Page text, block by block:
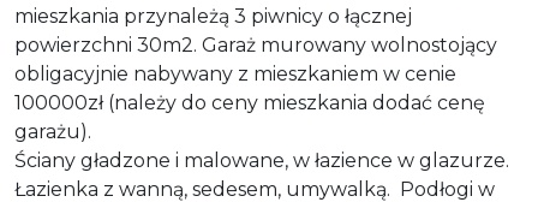
mieszkania przynależą 3 piwnicy o łącznej
powierzchni 30m2. Garaż murowany wolnostojący
obligacyjnie nabywany z mieszkaniem w cenie
100000zł (należy do ceny mieszkania dodać cenę
garażu).
Ściany gładzone i malowane, w łazience w glazurze.
Łazienka z wanną, sedesem, umywalką. Podłogi w